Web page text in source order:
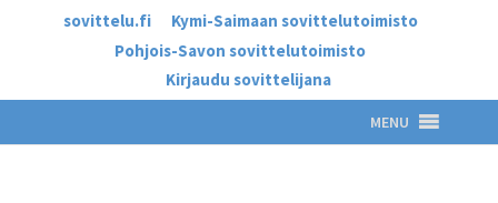
sovittelu.fi
Kymi-Saimaan sovittelutoimisto
Pohjois-Savon sovittelutoimisto
Kirjaudu sovittelijana
MENU